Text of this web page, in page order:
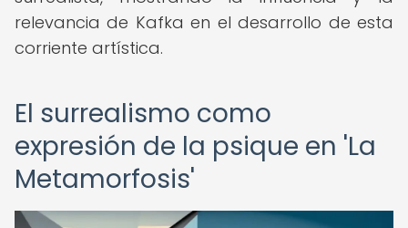
relevancia de Kafka en el desarrollo de esta
corriente artística.
El surrealismo como
expresión de la psique en 'La
Metamorfosis'